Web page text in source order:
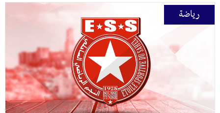
رياضة